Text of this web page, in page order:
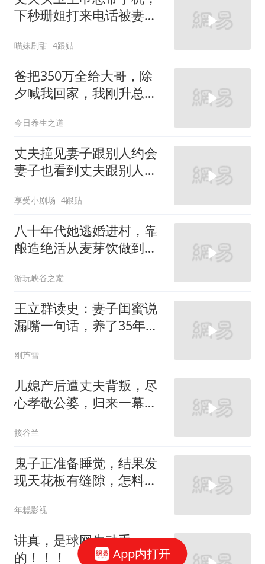
下秒珊姐打来电话被妻子
喵妹剧甜 4跟贴
爸把350万全给大哥，除
夕喊我回家，我刚升总监
今日养生之道
丈夫撞见妻子跟别人约会
妻子也看到丈夫跟别人在
享受小剧场 4跟贴
八十年代她逃婚进村，靠
酿造绝活从麦芽饮做到饮
游玩峡谷之巅
王立群读史：妻子闺蜜说
漏嘴一句话，养了35年儿
刚芦雪
儿媳产后遭丈夫背叛，尽
心孝敬公婆，归来一幕让
接谷兰
鬼子正准备睡觉，结果发
现天花板有缝隙，怎料里
年糕影视
讲真，是球网先动手
的！！！
App内打开